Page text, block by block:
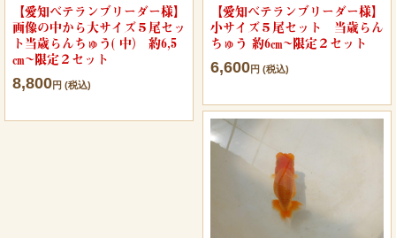
【愛知ベテランブリーダー様】
画像の中から大サイズ５尾セッ
ト当歳らんちゅう( 中） 約6,5
㎝~限定２セット
8,800円 (税込)
【愛知ベテランブリーダー様】
小サイズ５尾セット 当歳らん
ちゅう 約6㎝~限定２セット
6,600円 (税込)